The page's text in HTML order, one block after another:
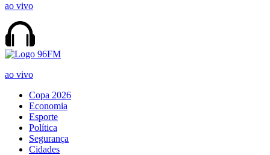
ao vivo
ao vivo
Copa 2026
Economia
Esporte
Política
Segurança
Cidades